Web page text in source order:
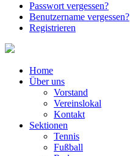
Passwort vergessen?
Benutzername vergessen?
Registrieren
Home
Über uns
Vorstand
Vereinslokal
Kontakt
Sektionen
Tennis
Fußball